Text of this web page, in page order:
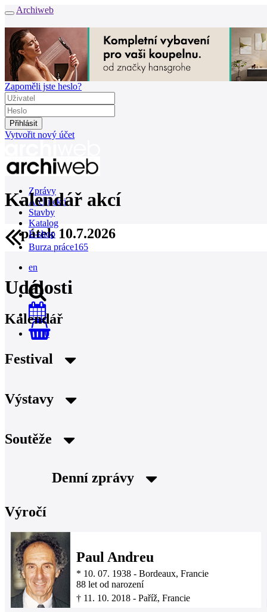
Archiweb
Zapoměli jste heslo?
Vytvořit nový účet
Zprávy
Architekti
Stavby
Katalog
E-shop
Burza práce165
en
0
Kalendář akcí
pátek 10.7.2026
Události
Kalendář
Festival
Výstavy
Soutěže
Denní zprávy
Výročí
Paul Andreu
* 10. 07. 1938 - Bordeaux, Francie
88 let od narození
† 11. 10. 2018 - Paříž, Francie